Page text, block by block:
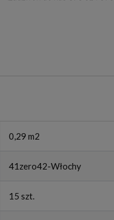
0,29 m2
41zero42-Włochy
15 szt.